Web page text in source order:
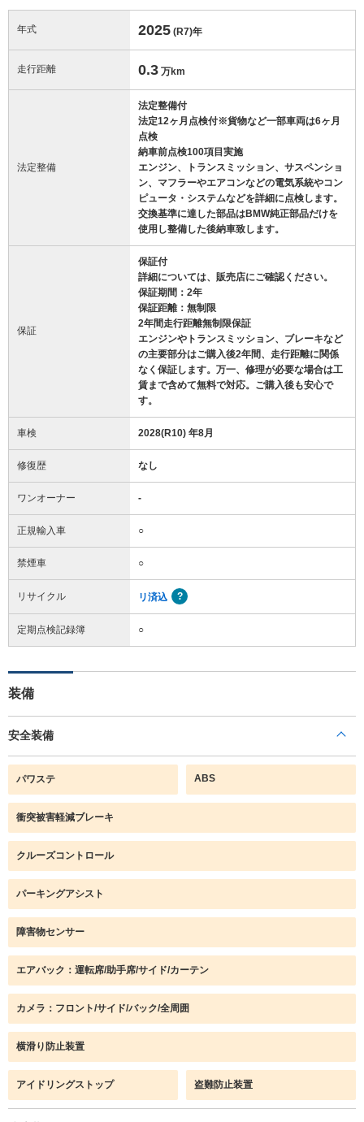
年式 2025 (R7)年
走行距離 0.3 万km
法定整備
法定整備付
法定12ヶ月点検付※貨物など一部車両は6ヶ月
点検
納車前点検100項目実施
エンジン、トランスミッション、サスペンショ
ン、マフラーやエアコンなどの電気系統やコン
ピュータ・システムなどを詳細に点検します。
交換基準に達した部品はBMW純正部品だけを
使用し整備した後納車致します。
保証
保証付
詳細については、販売店にご確認ください。
保証期間：2年
保証距離：無制限
2年間走行距離無制限保証
エンジンやトランスミッション、ブレーキなど
の主要部分はご購入後2年間、走行距離に関係
なく保証します。万一、修理が必要な場合は工
賃まで含めて無料で対応。ご購入後も安心で
す。
車検 2028(R10) 年8月
修復歴 なし
ワンオーナー -
正規輸入車 ○
禁煙車 ○
リサイクル リ済込
定期点検記録簿 ○
装備
安全装備
パワステ ABS
衝突被害軽減ブレーキ
クルーズコントロール
パーキングアシスト
障害物センサー
エアバック：運転席/助手席/サイド/カーテン
カメラ：フロント/サイド/バック/全周囲
横滑り防止装置
アイドリングストップ 盗難防止装置